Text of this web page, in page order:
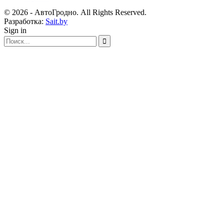
© 2026 - АвтоГродно. All Rights Reserved.
Разработка: Sait.by
Sign in